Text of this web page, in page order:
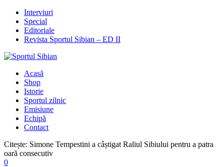
Interviuri
Special
Editoriale
Revista Sportul Sibian – ED II
Acasă
Shop
Istorie
Sportul zilnic
Emisiune
Echipă
Contact
Citește: Simone Tempestini a câștigat Raliul Sibiului pentru a patra
oară consecutiv
0